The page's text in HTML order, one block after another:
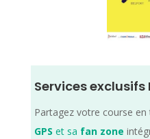
Services exclusifs
Partagez votre course
GPS et sa fan zone